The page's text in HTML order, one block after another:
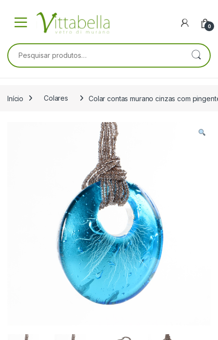
0
Pesquisar por:
Início Colares Colar contas murano cinzas com